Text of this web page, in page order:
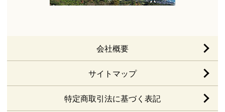
会社概要
サイトマップ
特定商取引法に基づく表記